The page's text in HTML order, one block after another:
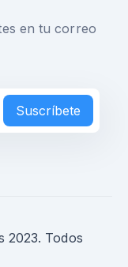
en tu correo
Suscríbete
2023. Todos